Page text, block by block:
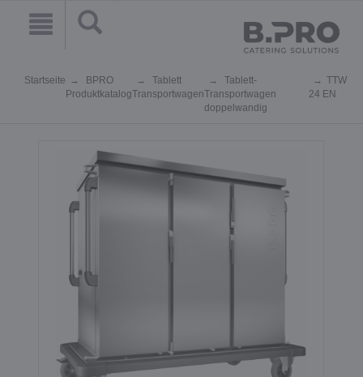
Startseite
BPRO
Produktkatalog
Tablett
Transportwagen
Tablett-
Transportwagen
doppelwandig
TTW
24 EN